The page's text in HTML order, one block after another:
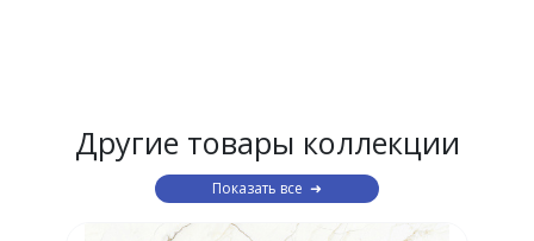
Другие товары коллекции
Показать все